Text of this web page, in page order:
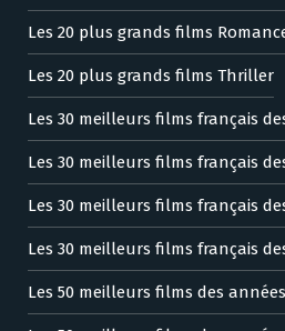
Les 20 plus grands films
Les 20 plus grands films Thriller
Les 30 meilleurs films français
Les 30 meilleurs films français
Les 30 meilleurs films français
Les 30 meilleurs films français
Les 50 meilleurs films des